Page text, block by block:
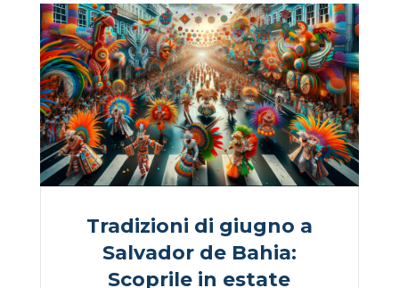
Tradizioni di giugno a
Salvador de Bahia:
Scoprile in estate